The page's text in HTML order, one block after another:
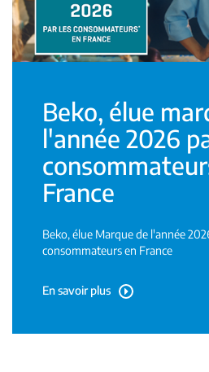
Beko, élue
l'année 2026
France
Beko, élue Marque de l'année
consommateurs en France
En savoir plus